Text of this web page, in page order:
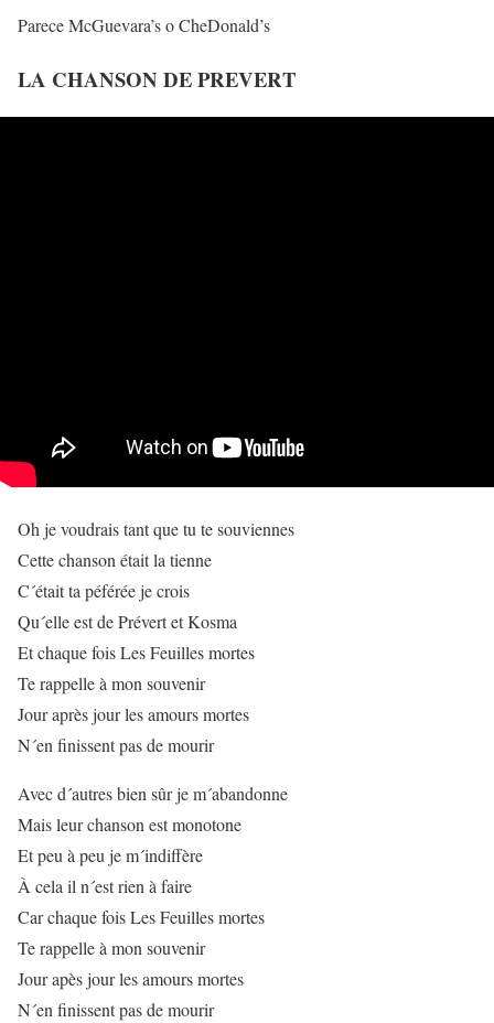
Parece McGuevara’s o CheDonald’s
LA CHANSON DE PREVERT
Oh je voudrais tant que tu te souviennes
Cette chanson était la tienne
C´était ta péférée je crois
Qu´elle est de Prévert et Kosma
Et chaque fois Les Feuilles mortes
Te rappelle à mon souvenir
Jour après jour les amours mortes
N´en finissent pas de mourir
Avec d´autres bien sûr je m´abandonne
Mais leur chanson est monotone
Et peu à peu je m´indiffère
À cela il n´est rien à faire
Car chaque fois Les Feuilles mortes
Te rappelle à mon souvenir
Jour apès jour les amours mortes
N´en finissent pas de mourir